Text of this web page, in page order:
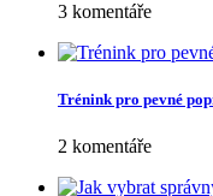
3 komentáře
Trénink pro pevné
2 komentáře